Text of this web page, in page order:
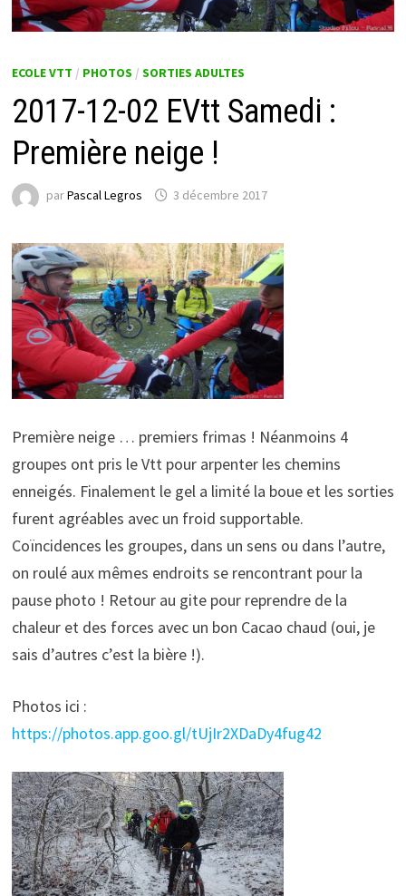
ECOLE VTT / PHOTOS / SORTIES ADULTES
2017-12-02 EVtt Samedi :
Première neige !
parPascal Legros 3 décembre 2017
Première neige … premiers frimas ! Néanmoins 4
groupes ont pris le Vtt pour arpenter les chemins
enneigés. Finalement le gel a limité la boue et les sorties
furent agréables avec un froid supportable.
Coïncidences les groupes, dans un sens ou dans l’autre,
on roulé aux mêmes endroits se rencontrant pour la
pause photo ! Retour au gite pour reprendre de la
chaleur et des forces avec un bon Cacao chaud (oui, je
sais d’autres c’est la bière !).
Photos ici :
https://photos.app.goo.gl/tUjIr2XDaDy4fug42